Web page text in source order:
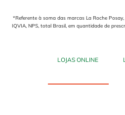
*Referente à soma das marcas La Roche Posay,
IQVIA, NPS, total Brasil, em quantidade de
LOJAS ONLINE